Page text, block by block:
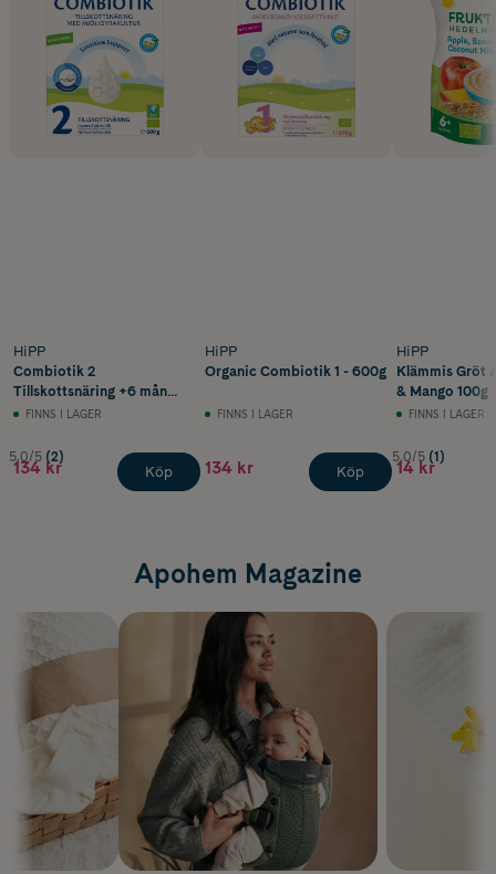
HiPP
Combiotik 2
Tillskottsnäring +6 mån
600g
FINNS I LAGER
5.0/5 (2)
134 kr Köp
HiPP
Organic Combiotik 1 - 600g
FINNS I LAGER
134 kr Köp
HiPP
Klämmis Gröt
& Mango 100g
FINNS I LAGER
5.0/5 (1)
14 kr
Apohem Magazine